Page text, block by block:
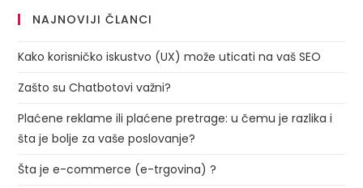
NAJNOVIJI ČLANCI
Kako korisničko iskustvo (UX) može uticati na vaš SEO
Zašto su Chatbotovi važni?
Plaćene reklame ili plaćene pretrage: u čemu je razlika i
šta je bolje za vaše poslovanje?
Šta je e-commerce (e-trgovina) ?